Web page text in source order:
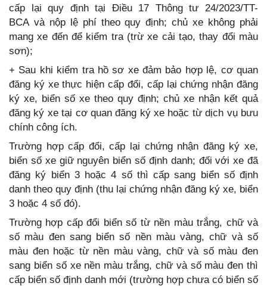
cấp lại quy định tại Điều 17 Thông tư 24/2023/TT-
BCA và nộp lệ phí theo quy định; chủ xe không phải
mang xe đến để kiểm tra (trừ xe cải tạo, thay đổi màu
sơn);
+ Sau khi kiểm tra hồ sơ xe đảm bảo hợp lệ, cơ quan
đăng ký xe thực hiện cấp đổi, cấp lại chứng nhận đăng
ký xe, biển số xe theo quy định; chủ xe nhận kết quả
đăng ký xe tại cơ quan đăng ký xe hoặc từ dịch vụ bưu
chính công ích.
Trường hợp cấp đổi, cấp lại chứng nhận đăng ký xe,
biển số xe giữ nguyên biển số định danh; đối với xe đã
đăng ký biển 3 hoặc 4 số thì cấp sang biển số định
danh theo quy định (thu lại chứng nhận đăng ký xe, biển
3 hoặc 4 số đó).
Trường hợp cấp đổi biển số từ nền màu trắng, chữ và
số màu đen sang biển số nền màu vàng, chữ và số
màu đen hoặc từ nền màu vàng, chữ và số màu đen
sang biển số xe nền màu trắng, chữ và số màu đen thì
cấp biển số định danh mới (trường hợp chưa có biển số